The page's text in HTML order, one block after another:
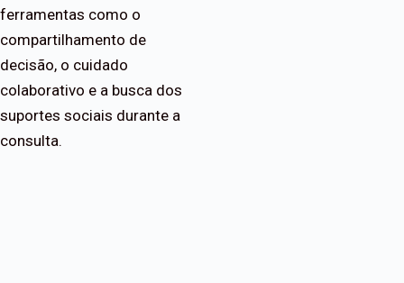
ferramentas como o
compartilhamento de
decisão, o cuidado
colaborativo e a busca dos
suportes sociais durante a
consulta.